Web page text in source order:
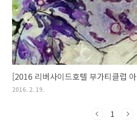
[2016 리버사이드호텔 부가티클럽
2016. 2. 19.
1